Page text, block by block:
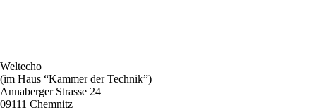
Weltecho
(im Haus “Kammer der Technik”)
Annaberger Strasse 24
09111 Chemnitz